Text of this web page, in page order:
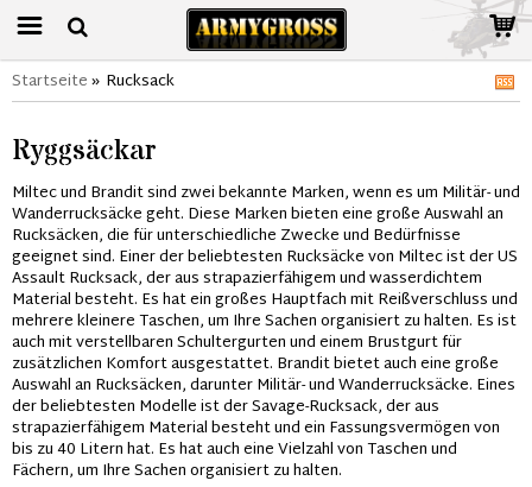
Startseite» Rucksack
Ryggsäckar
Miltec und Brandit sind zwei bekannte Marken, wenn es um Militär- und
Wanderrucksäcke geht. Diese Marken bieten eine große Auswahl an
Rucksäcken, die für unterschiedliche Zwecke und Bedürfnisse
geeignet sind. Einer der beliebtesten Rucksäcke von Miltec ist der US
Assault Rucksack, der aus strapazierfähigem und wasserdichtem
Material besteht. Es hat ein großes Hauptfach mit Reißverschluss und
mehrere kleinere Taschen, um Ihre Sachen organisiert zu halten. Es ist
auch mit verstellbaren Schultergurten und einem Brustgurt für
zusätzlichen Komfort ausgestattet. Brandit bietet auch eine große
Auswahl an Rucksäcken, darunter Militär- und Wanderrucksäcke. Eines
der beliebtesten Modelle ist der Savage-Rucksack, der aus
strapazierfähigem Material besteht und ein Fassungsvermögen von
bis zu 40 Litern hat. Es hat auch eine Vielzahl von Taschen und
Fächern, um Ihre Sachen organisiert zu halten.